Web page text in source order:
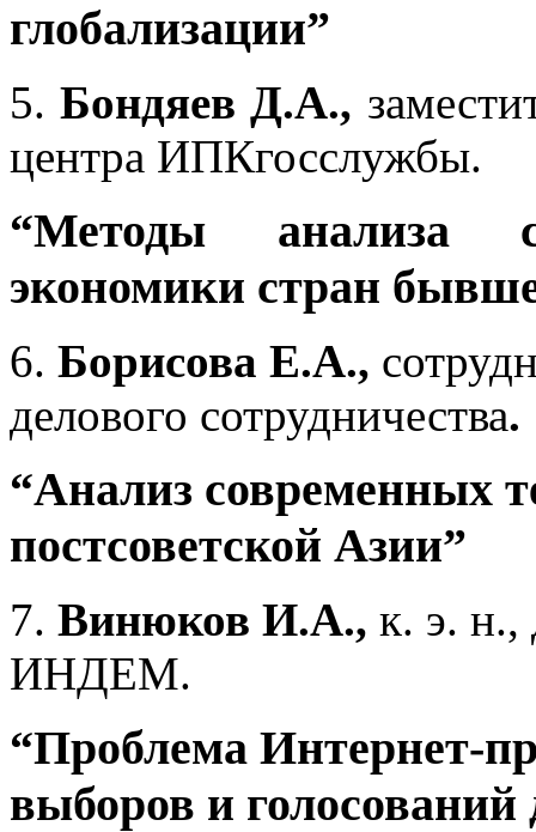
глобализации”
5.Бондяев Д.А.,
центра ИПКгосслужбы.
“Методы анализа
экономики стран
6. Борисова Е.А.,
делового сотрудничества.
“Анализ современных
постсоветской Азии”
7. Винюков И.А., к. э. н.,
ИНДЕМ.
“Проблема Интернет-
выборов и голосований